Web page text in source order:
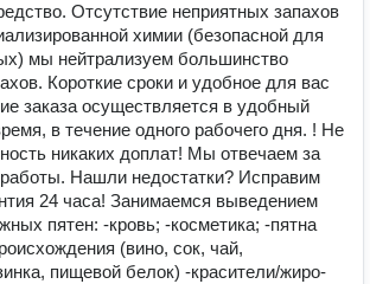
Отсутствие неприятных запахов
химии (безопасной для
мы нейтрализуем большинство
Короткие сроки и удобное для вас
заказа осуществляется в удобный
в течение одного рабочего дня. ! Не
никаких доплат! Мы отвечаем за
Нашли недостатки? Исправим
24 часа! Занимаемся выведением
пятен: -кровь; -косметика; -пятна
(вино, сок, чай,
пищевой белок) -красители/жиро-